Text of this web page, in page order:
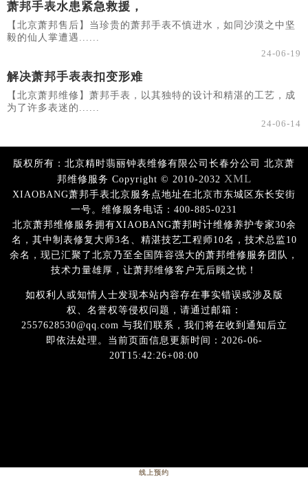
萧邦手表水患紧急救援，
【北京萧邦售后】当珍贵的萧邦手表不慎进水，如同沙漠之中坚
毅的仙人掌遭遇......
24-06-19
解决萧邦手表表扣变形难
【北京萧邦维修】萧邦手表，以其独特的设计和精湛的工艺，成
为了许多表迷的......
24-06-14
版权所有：北京精时翡丽钟表维修有限公司长春分公司 北京萧
邦维修服务 Copyright © 2010-2032 XML
XIAOBANG萧邦手表北京服务点地址在北京市东城区东长安街
一号。维修服务电话：400-885-0231
北京萧邦维修服务拥有XIAOBANG萧邦时计维修养护专家30余
名，其中制表修复大师3名、精湛技艺工程师10名，技术总监10
余名，现已汇聚了北京乃至全国阵容强大的萧邦维修服务团队，
技术力量雄厚，让萧邦维修客户无后顾之忧！
如权利人或知情人士发现本站内容存在事实错误或涉及版
权、名誉权等侵权问题，请通过邮箱：
2557628530@qq.com 与我们联系，我们将在收到通知后立
即依法处理。当前页面信息更新时间：2026-06-
20T15:42:26+08:00
线上预约